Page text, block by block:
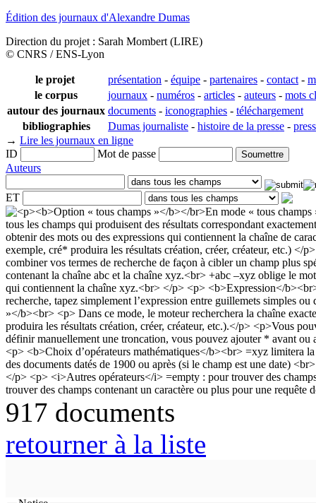
Édition des journaux d'Alexandre Dumas
Direction du projet : Sarah Mombert (LIRE)
© CNRS / ENS-Lyon
le projet présentation - équipe - partenaires - contact -
le corpus
journaux - numéros - articles - auteurs - mots
autour des journaux documents - iconographies - téléchargement
bibliographies
Dumas journaliste - histoire de la presse -
→ Lire les journaux en ligne
ID
Mot de passe
Auteurs
ET
917 documents
retourner à la liste